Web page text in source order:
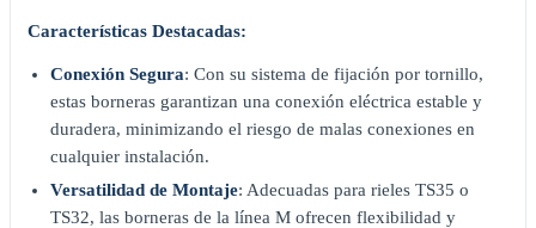
Características Destacadas:
Conexión Segura: Con su sistema de fijación por tornillo,
estas borneras garantizan una conexión eléctrica estable y
duradera, minimizando el riesgo de malas conexiones en
cualquier instalación.
Versatilidad de Montaje: Adecuadas para rieles TS35 o
TS32, las borneras de la línea M ofrecen flexibilidad y